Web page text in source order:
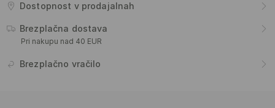
Dostopnost v prodajalnah
Brezplačna dostava
Pri nakupu nad 40 EUR
Brezplačno vračilo